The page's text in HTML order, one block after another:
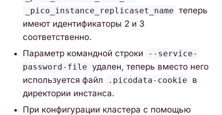
_pico_instance_replicaset_name теперь
имеют идентификаторы 2 и 3
соответственно.
Параметр командной строки
--service-
password-file удален, теперь вместо него
используется файл
.picodata-cookie
в
директории инстанса.
При конфигурации кластера с помощью